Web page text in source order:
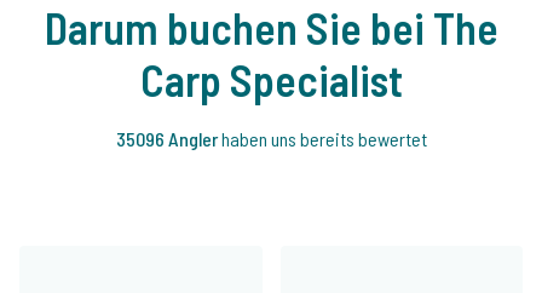
Darum buchen Sie bei The
Carp Specialist
35096 Anglerhaben uns bereits bewertet